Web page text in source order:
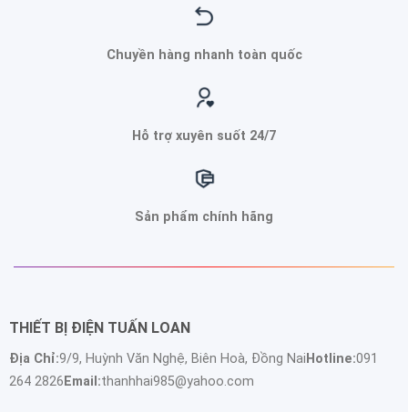
Chuyền hàng nhanh toàn quốc
Hỗ trợ xuyên suốt 24/7
Sản phẩm chính hãng
THIẾT BỊ ĐIỆN TUẤN LOAN
Địa Chỉ:9/9, Huỳnh Văn Nghệ, Biên Hoà, Đồng Nai Hotline:091
264 2826 Email:thanhhai985@yahoo.com